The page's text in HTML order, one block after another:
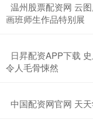
温州股票配资网 云
画班师生作品特别展
日昇配资APP下载
令人毛骨悚然
中国配资网官网 天